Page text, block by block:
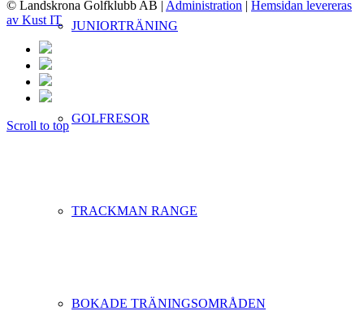
JUNIORTRÄNING
GOLFRESOR
TRACKMAN RANGE
BOKADE TRÄNINGSOMRÅDEN
© Landskrona Golfklubb AB | Administration | Hemsidan levereras
av Kust IT
Scroll to top